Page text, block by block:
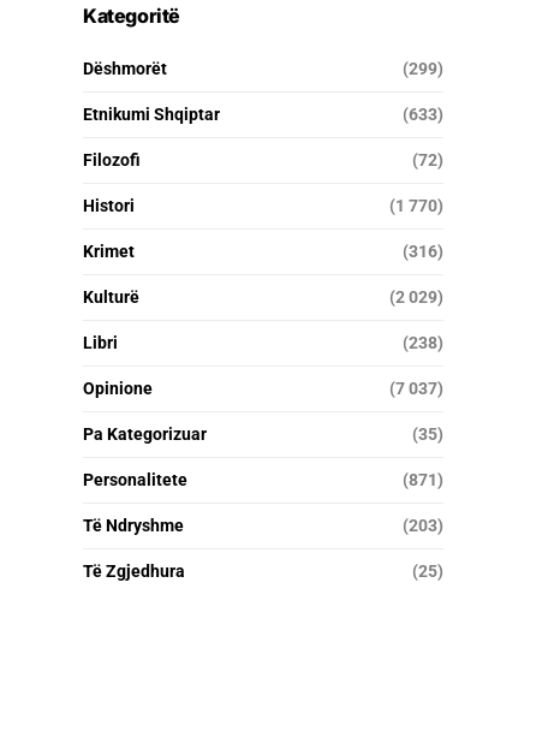
Kategoritë
Dëshmorët (299)
Etnikumi Shqiptar (633)
Filozofi (72)
Histori (1 770)
Krimet (316)
Kulturë (2 029)
Libri (238)
Opinione (7 037)
Pa Kategorizuar (35)
Personalitete (871)
Të Ndryshme (203)
Të Zgjedhura (25)